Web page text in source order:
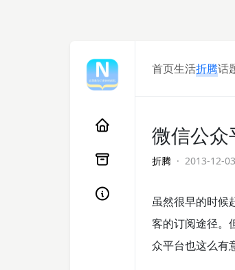
首页生活折腾话
微信公众
折腾 · 2013-12-03
虽然很早的时候
客的订阅途径。
众平台也这么有